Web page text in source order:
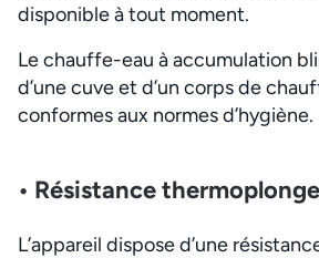
disponible à tout moment.
Le chauffe-eau à accumulation
d’une cuve et d’un corps de
conformes aux normes d’hygiène.
• Résistance
L’appareil dispose d’une